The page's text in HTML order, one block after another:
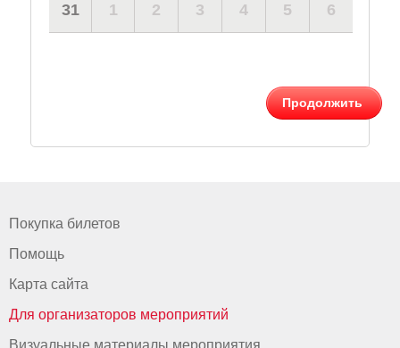
31 1 2 3 4 5 6
Продолжить
Покупка билетов
Помощь
Карта сайта
Для организаторов мероприятий
Визуальные материалы мероприятия